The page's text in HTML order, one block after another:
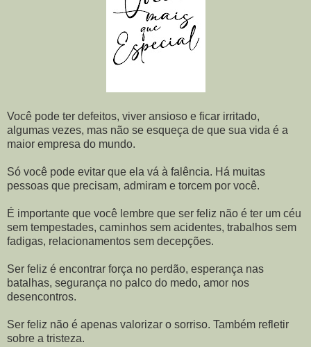
Você pode ter defeitos, viver ansioso e ficar irritado,
algumas vezes, mas não se esqueça de que sua vida é a
maior empresa do mundo.
Só você pode evitar que ela vá à falência. Há muitas
pessoas que precisam, admiram e torcem por você.
É importante que você lembre que ser feliz não é ter um céu
sem tempestades, caminhos sem acidentes, trabalhos sem
fadigas, relacionamentos sem decepções.
Ser feliz é encontrar força no perdão, esperança nas
batalhas, segurança no palco do medo, amor nos
desencontros.
Ser feliz não é apenas valorizar o sorriso. Também refletir
sobre a tristeza.